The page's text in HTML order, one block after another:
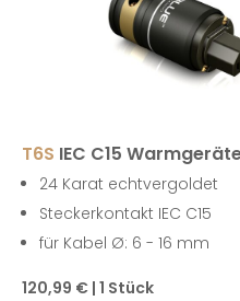
T6S IEC C15
24 Karat echtvergoldet
Steckerkontakt IEC C15
für Kabel Ø: 6 - 16 mm
120,99 € | 1 Stück